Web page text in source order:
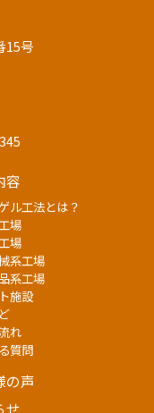
15号
容
ル工法とは？
場
場
系工場
系工場
施設
れ
質問
の声
せ